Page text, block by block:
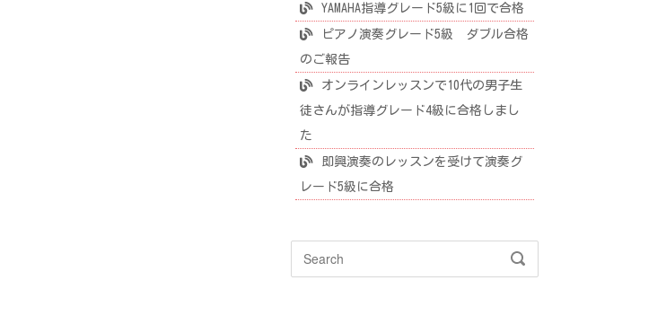
YAMAHA指導グレード5級に1回で合格
ピアノ演奏グレード5級 ダブル合格
のご報告
オンラインレッスンで10代の男子生
徒さんが指導グレード4級に合格しまし
た
即興演奏のレッスンを受けて演奏グ
レード5級に合格
Search
SEARCH